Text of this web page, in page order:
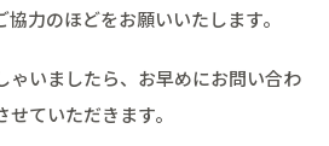
力のほどをお願いいたします。
ゃいましたら、お早めにお問い合わ
ていただきます。